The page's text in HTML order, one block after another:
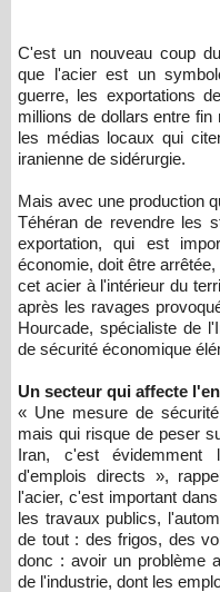
C'est un nouveau coup
que l'acier est un
guerre, les exportations
millions de dollars entre
les médias locaux qui
iranienne de sidérurgie.
Mais avec une production
Téhéran de revendre les
exportation, qui est
économie, doit être
cet acier à l'intérieur du
après les ravages
Hourcade, spécialiste de
de sécurité économique
Un secteur qui affecte
« Une mesure de
mais qui risque de peser
Iran, c'est évidemment
d'emplois directs »,
l'acier, c'est important
les travaux publics,
de tout : des frigos, des
donc : avoir un problème
de l'industrie, dont les